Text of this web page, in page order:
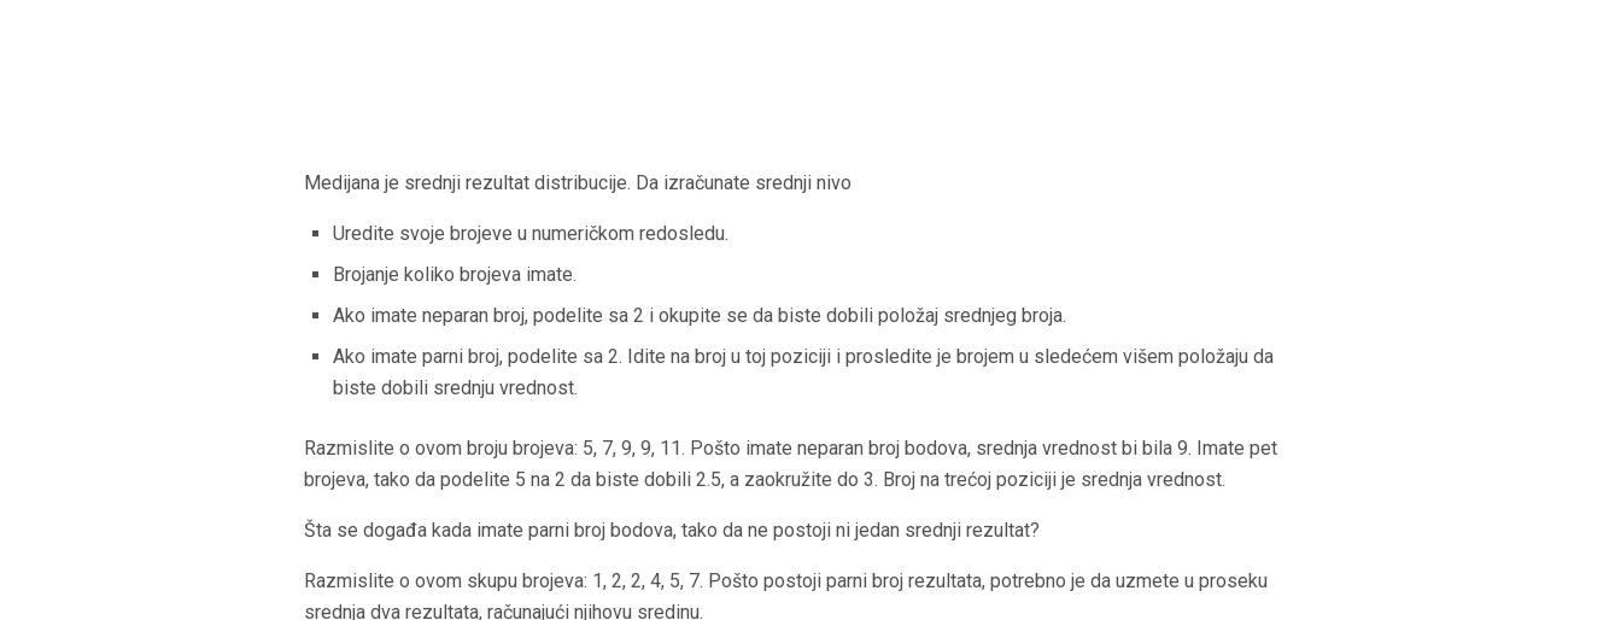
Medijana je srednji rezultat distribucije. Da izračunate srednji nivo
Uredite svoje brojeve u numeričkom redosledu.
Brojanje koliko brojeva imate.
Ako imate neparan broj, podelite sa 2 i okupite se da biste dobili položaj srednjeg broja.
Ako imate parni broj, podelite sa 2. Idite na broj u toj poziciji i prosledite je brojem u sledećem višem položaju da
biste dobili srednju vrednost.
Razmislite o ovom broju brojeva: 5, 7, 9, 9, 11. Pošto imate neparan broj bodova, srednja vrednost bi bila 9. Imate pet
brojeva, tako da podelite 5 na 2 da biste dobili 2.5, a zaokružite do 3. Broj na trećoj poziciji je srednja vrednost.
Šta se događa kada imate parni broj bodova, tako da ne postoji ni jedan srednji rezultat?
Razmislite o ovom skupu brojeva: 1, 2, 2, 4, 5, 7. Pošto postoji parni broj rezultata, potrebno je da uzmete u proseku
srednja dva rezultata, računajući njihovu sredinu.